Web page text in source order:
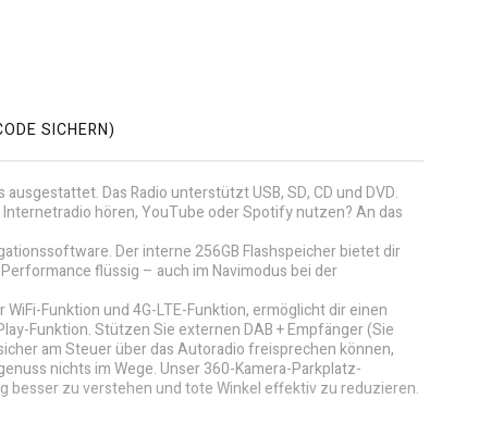
SICHERN)
Das Radio unterstützt USB, SD, CD und DVD.
hören, YouTube oder Spotify nutzen? An das
Der interne 256GB Flashspeicher bietet dir
flüssig – auch im Navimodus bei der
Funktion und 4G-LTE-Funktion, ermöglicht dir einen
Funktion. Stützen Sie externen DAB + Empfänger (Sie
am Steuer über das Autoradio freisprechen können,
nichts im Wege. Unser 360-Kamera-Parkplatz-
besser zu verstehen und tote Winkel effektiv zu reduzieren.